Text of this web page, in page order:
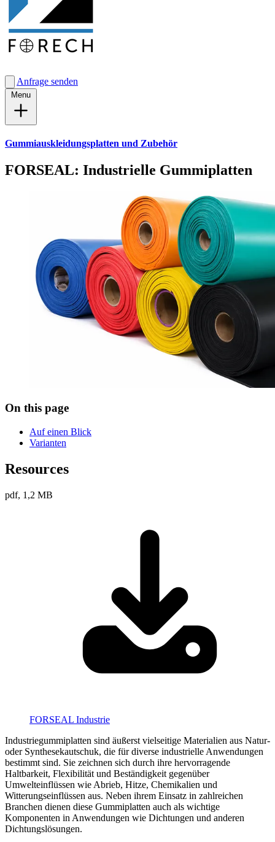
Anfrage senden
Gummiauskleidungsplatten und Zubehör
FORSEAL: Industrielle Gummiplatten
On this page
Auf einen Blick
Varianten
Resources
pdf, 1,2 MB
FORSEAL Industrie
Industriegummiplatten sind äußerst vielseitige Materialien aus Natur-
oder Synthesekautschuk, die für diverse industrielle Anwendungen
bestimmt sind. Sie zeichnen sich durch ihre hervorragende
Haltbarkeit, Flexibilität und Beständigkeit gegenüber
Umwelteinflüssen wie Abrieb, Hitze, Chemikalien und
Witterungseinflüssen aus. Neben ihrem Einsatz in zahlreichen
Branchen dienen diese Gummiplatten auch als wichtige
Komponenten in Anwendungen wie Dichtungen und anderen
Dichtungslösungen.